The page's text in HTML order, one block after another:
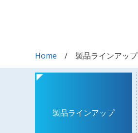
Home 製品ラインアップ
製品ラインアップ